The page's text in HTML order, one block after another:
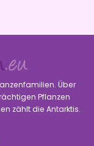
Über
Pflanzen
zählt die Antarktis.